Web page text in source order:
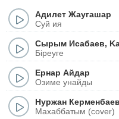
Адилет Жаугашар
Суй ия
Сырым Исабаев,
Біреуге
Ернар Айдар
Озиме унайды
Нуржан Керменбаев
Махаббатым (cover)